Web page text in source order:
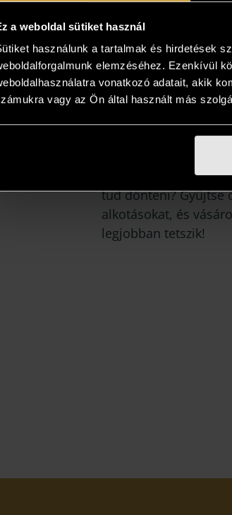
a weboldal sütiket használ
használunk a tartalmak és hirdetések
elemzéséhez. Ezenkívül
vonatkozó adatait, akik
vagy az Ön által használt más
ig!
Tekintse meg
Amennyiben a
adnak! Lehetősége
helyén is
házhoz viszik és
tud dönteni? Gyűjtse
alkotásokat, és
legjobban tetszik!